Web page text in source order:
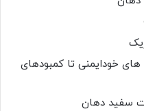
های خودایمنی تا کمبودهای
سفید دهان